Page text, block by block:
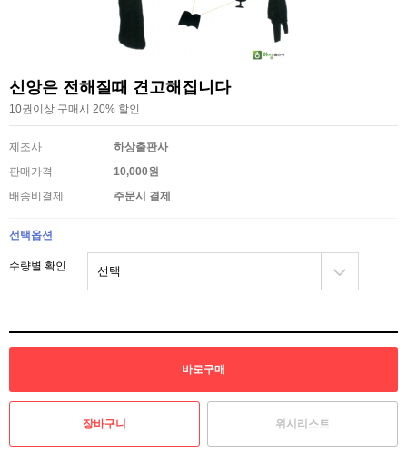
신앙은 전해질때 견고해집니다
10권이상 구매시 20% 할인
제조사
하상출판사
판매가격
10,000원
배송비결제
주문시 결제
선택옵션
수량별 확인
위시리스트